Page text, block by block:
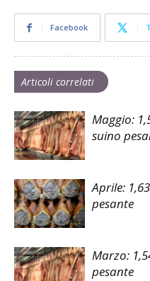
Facebook
Articoli correlati
Maggio:
suino
Aprile:
pesante
Marzo:
pesante